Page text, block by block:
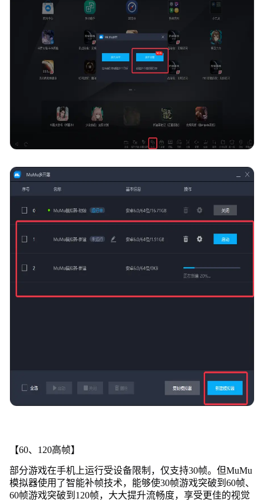
【60、120高帧】
部分游戏在手机上运行受设备限制，仅支持30帧。但MuMu
模拟器使用了智能补帧技术，能够使30帧游戏突破到60帧、
60帧游戏突破到120帧，大大提升流畅度，享受更佳的视觉